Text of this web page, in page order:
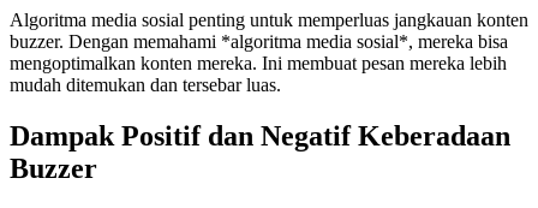
Algoritma media sosial penting untuk memperluas jangkauan konten
buzzer. Dengan memahami *algoritma media sosial*, mereka bisa
mengoptimalkan konten mereka. Ini membuat pesan mereka lebih
mudah ditemukan dan tersebar luas.
Dampak Positif dan Negatif Keberadaan
Buzzer